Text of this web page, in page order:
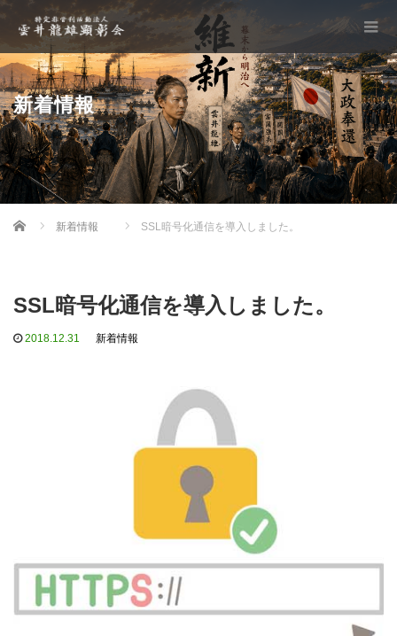
新着情報
Home 新着情報 SSL暗号化通信を導入しました。
SSL暗号化通信を導入しました。
2018.12.31 新着情報